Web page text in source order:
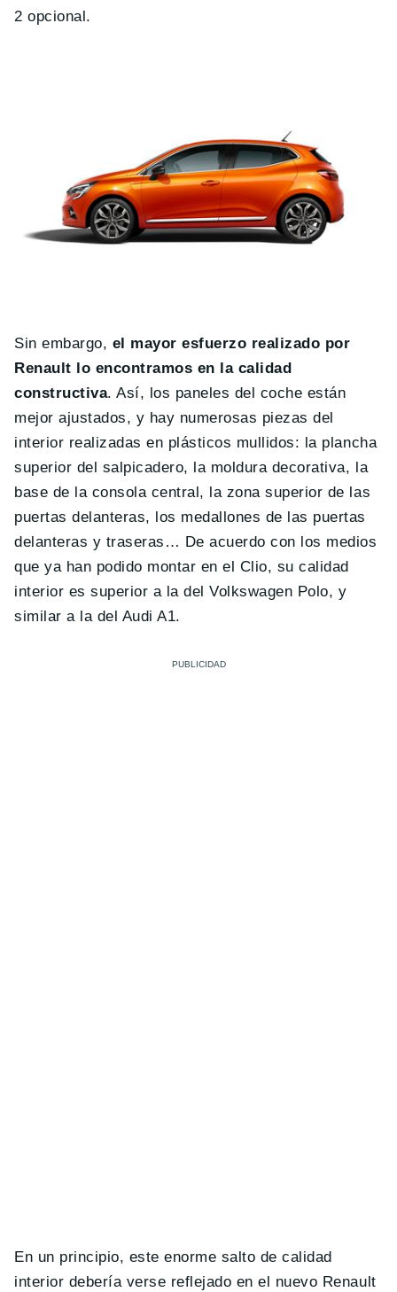
2 opcional.
Sin embargo, el mayor esfuerzo realizado por
Renault lo encontramos en la calidad
constructiva. Así, los paneles del coche están
mejor ajustados, y hay numerosas piezas del
interior realizadas en plásticos mullidos: la plancha
superior del salpicadero, la moldura decorativa, la
base de la consola central, la zona superior de las
puertas delanteras, los medallones de las puertas
delanteras y traseras… De acuerdo con los medios
que ya han podido montar en el Clio, su calidad
interior es superior a la del Volkswagen Polo, y
similar a la del Audi A1.
En un principio, este enorme salto de calidad
interior debería verse reflejado en el nuevo Renault